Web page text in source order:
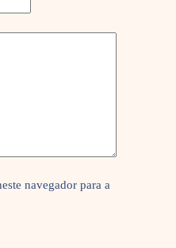
navegador para a